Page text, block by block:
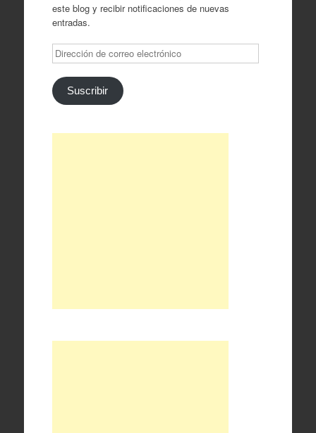
este blog y recibir notificaciones de nuevas
entradas.
Dirección
de
correo
electrónico
Suscribir